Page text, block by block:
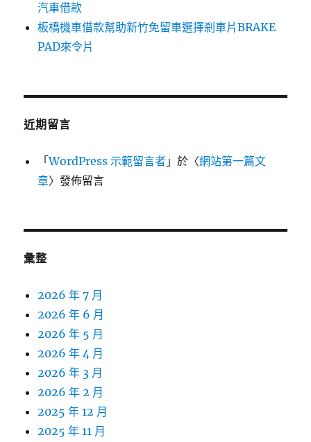
汽車借款
板橋機車借款幫助新竹免留車選擇剎車片BRAKE
PAD來令片
近期留言
「WordPress 示範留言者 」於〈網站第一篇文
章〉發佈留言
彙整
2026 年 7 月
2026 年 6 月
2026 年 5 月
2026 年 4 月
2026 年 3 月
2026 年 2 月
2025 年 12 月
2025 年 11 月